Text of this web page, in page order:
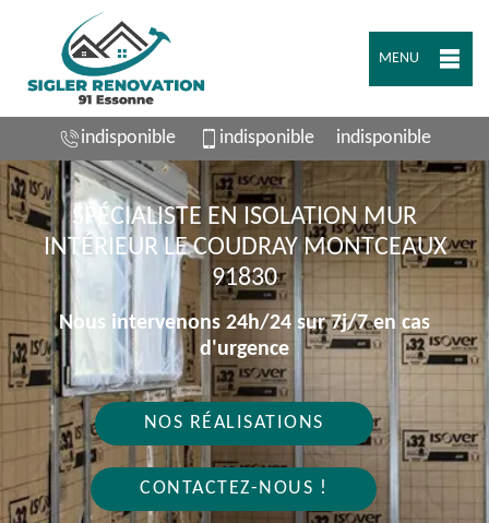
MENU
indisponible indisponible indisponible
SPÉCIALISTE EN ISOLATION MUR
INTÉRIEUR LE COUDRAY MONTCEAUX
91830
Nous intervenons 24h/24 sur 7j/7 en cas
d'urgence
NOS RÉALISATIONS
CONTACTEZ-NOUS !